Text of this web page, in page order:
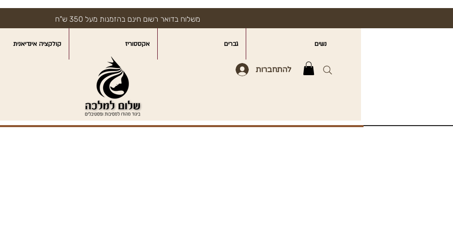
משלוח בדואר רשום חינם בהזמנות מעל 350 ש"ח
נשים גברים אקססוריז קולקציה אינדיאנית
להתחברות